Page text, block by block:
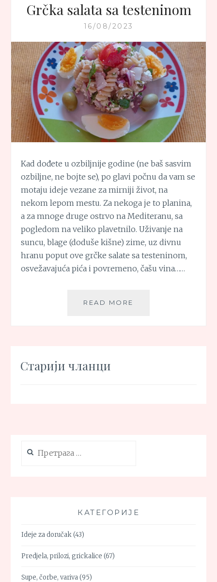
Grčka salata sa testeninom
16/08/2023
Kad dođete u ozbiljnije godine (ne baš sasvim
ozbiljne, ne bojte se), po glavi počnu da vam se
motaju ideje vezane za mirniji život, na
nekom lepom mestu. Za nekoga je to planina,
a za mnoge druge ostrvo na Mediteranu, sa
pogledom na veliko plavetnilo. Uživanje na
suncu, blage (doduše kišne) zime, uz divnu
hranu poput ove grčke salate sa testeninom,
osvežavajuća pića i povremeno, čašu vina……
READ MORE
Кретање
Старији чланци
за:
КАТЕГОРИЈЕ
Ideje za doručak(43)
Predjela, prilozi, grickalice (67)
Supe, čorbe, variva(95)